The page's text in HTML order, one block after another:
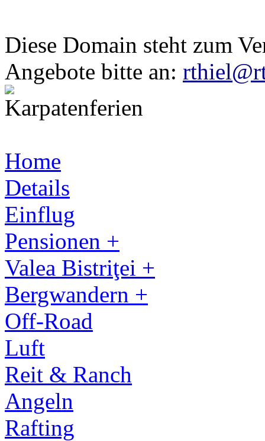
Diese Domain steht zum
Angebote bitte an:
Home
Details
Einflug
Pensionen +
Valea Bistriţei +
Bergwandern +
Off-Road
Luft
Reit & Ranch
Angeln
Rafting